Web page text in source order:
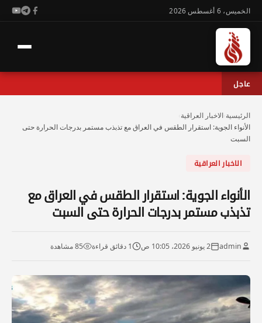
الخميس، 6 أغسطس 2026
عاجل
الرئيسية الاخبار العراقية
الأنواء الجوية: استقرار الطقس في العراق مع تذبذب مستمر بدرجات الحرارة حتى
السبت
الاخبار العراقية
الأنواء الجوية: استقرار الطقس في العراق مع
تذبذب مستمر بدرجات الحرارة حتى السبت
admin 2 يونيو 2026، 10:05 ص 1 دقائق قراءة 85 مشاهدة